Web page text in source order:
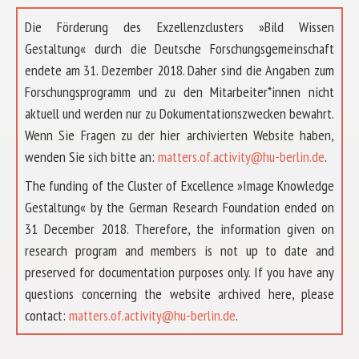
Die Förderung des Exzellenzclusters »Bild Wissen
Gestaltung« durch die Deutsche Forschungsgemeinschaft
endete am 31. Dezember 2018. Daher sind die Angaben zum
Forschungsprogramm und zu den Mitarbeiter*innen nicht
aktuell und werden nur zu Dokumentationszwecken bewahrt.
Wenn Sie Fragen zu der hier archivierten Website haben,
wenden Sie sich bitte an: matters.of.activity@hu-berlin.de.
The funding of the Cluster of Excellence »Image Knowledge
Gestaltung« by the German Research Foundation ended on
31 December 2018. Therefore, the information given on
research program and members is not up to date and
preserved for documentation purposes only. If you have any
questions concerning the website archived here, please
contact: matters.of.activity@hu-berlin.de.
ÜBER UNS